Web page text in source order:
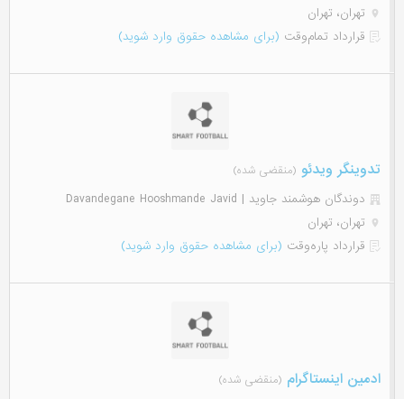
تهران، تهران
قرارداد تمام‌وقت (برای مشاهده حقوق وارد شوید)
تدوینگر ویدئو (منقضی شده)
دوندگان هوشمند جاوید | Davandegane Hooshmande Javid
تهران، تهران
قرارداد پاره‌وقت (برای مشاهده حقوق وارد شوید)
ادمین اینستاگرام (منقضی شده)